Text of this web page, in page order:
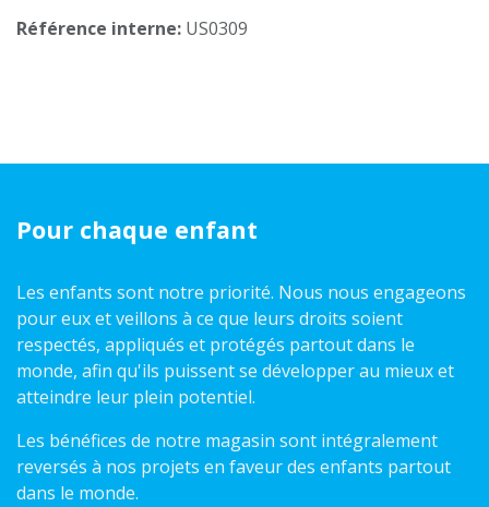
Référence interne: US0309
Pour chaque enfant
Les enfants sont notre priorité. Nous nous engageons
pour eux et veillons à ce que leurs droits soient
respectés, appliqués et protégés partout dans le
monde, afin qu'ils puissent se développer au mieux et
atteindre leur plein potentiel.
Les bénéfices de notre magasin sont intégralement
reversés à nos projets en faveur des enfants partout
dans le monde.